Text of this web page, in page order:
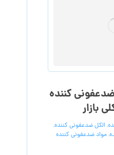
کننده
بازار
,الکل ضدعفونی کننده,
,مواد ضدعفونی کننده